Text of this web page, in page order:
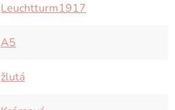
Leuchtturm1917
A5
žlutá